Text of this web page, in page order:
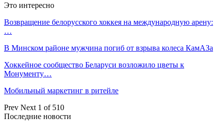
Это интересно
Возвращение белорусского хоккея на международную арену:
…
В Минском районе мужчина погиб от взрыва колеса КамАЗа
Хоккейное сообщество Беларуси возложило цветы к
Монументу…
Мобильный маркетинг в ритейле
Prev Next 1 of 510
Последние новости